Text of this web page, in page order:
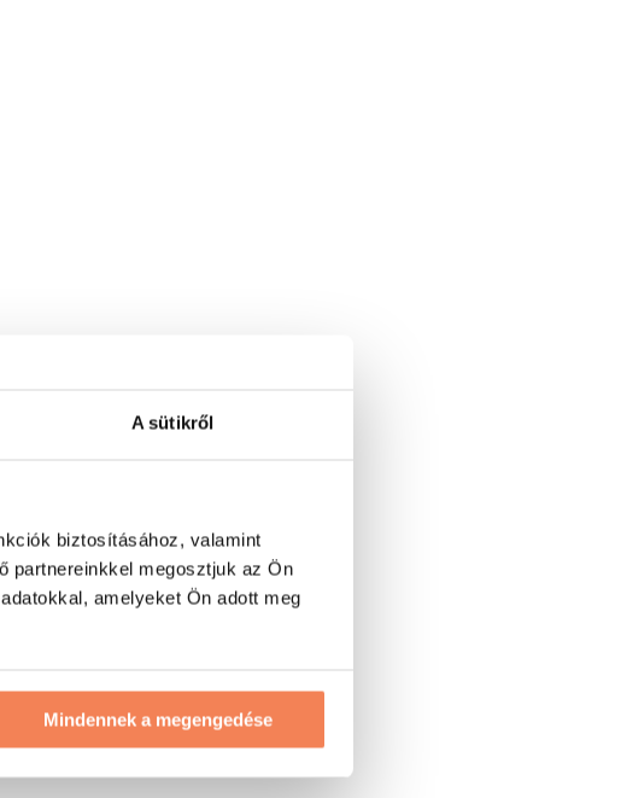
A sütikről
biztosításához, valamint
partnereinkkel megosztjuk az Ön
amelyeket Ön adott meg
Mindennek a megengedése